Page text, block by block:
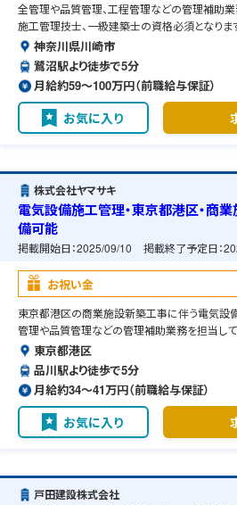
全管理や品質管理、工程管理などの管理補助業
施工管理技士、一級建築士の資格必須となりま
神奈川県川崎市
鷺沼駅より徒歩で5分
月給約59〜100万円（前職給与保証）
お気に入り
株式会社ヤマサキ
電気設備施工管理・東京都港区・商
備可能
掲載開始日：2025/09/10 掲載終了予定日：
お祝い金
東京都港区の商業施設新築工事に伴う電気設
管理や品質管理などの管理補助業務を担当して
東京都港区
品川駅より徒歩で5分
月給約34〜41万円（前職給与保証）
お気に入り
戸田建設株式会社